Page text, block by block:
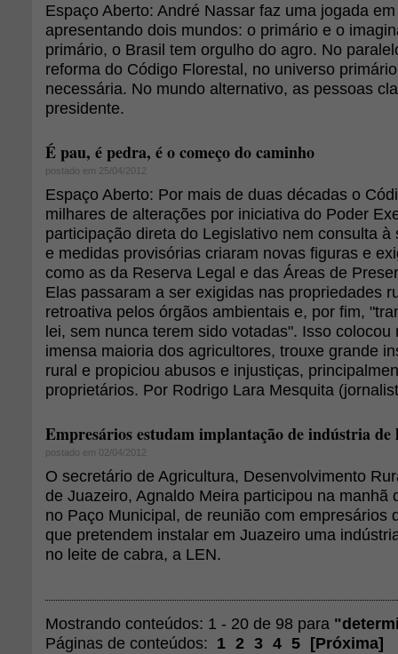
Espaço Aberto: André Nassar faz uma jogada
apresentando dois mundos: o primário e o
primário, o Brasil tem orgulho do agro. No
reforma do Código Florestal, no universo
necessária. No mundo alternativo, as pessoas
presidente.
É pau, é pedra, é o começo do caminho
postado em 25/04/2012
Espaço Aberto: Por mais de duas décadas o
milhares de alterações por iniciativa do Poder
participação direta do Legislativo nem consulta à
e medidas provisórias criaram novas figuras e
como as da Reserva Legal e das Áreas de
Elas passaram a ser exigidas nas propriedades
retroativa pelos órgãos ambientais e, por fim,
lei, sem nunca terem sido votadas". Isso colocou
imensa maioria dos agricultores, trouxe grande
rural e propiciou abusos e injustiças,
proprietários. Por Rodrigo Lara Mesquita
Empresários estudam implantação de indústria
postado em 02/04/2012
O secretário de Agricultura, Desenvolvimento
de Juazeiro, Agnaldo Meira participou na manhã
no Paço Municipal, de reunião com empresários
que pretendem instalar em Juazeiro uma
no leite de cabra, a LEN.
Mostrando conteúdos: 1 - 20 de 98 para
Páginas de conteúdos: 1 2 3 4 5 [Próxima]